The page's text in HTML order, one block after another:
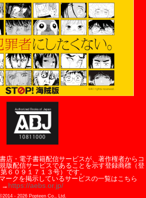
店・電子書籍配信サービスが、著作権者からコ
版配信サービスであることを示す登録商標（登
６０９１７１３号）です。
ークを掲示しているサービスの一覧はこちら
→ https://aebs.or.jp/
- 2026Popteen Co., Ltd.